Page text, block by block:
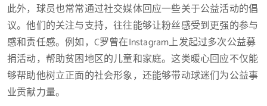
此外，球员也常常通过社交媒体回应一些关于公益活动的倡
议。他们的关注与支持，往往能够让粉丝感受到更强的参与
感和责任感。例如，C罗曾在Instagram上发起过多次公益募
捐活动，帮助贫困地区的儿童和家庭。这类暖心回应不仅能
够帮助他树立正面的社会形象，还能够带动球迷们为公益事
业贡献力量。